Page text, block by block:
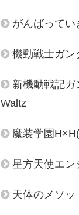
がんばってい
機動戦士ガン
新機動戦記
Waltz
魔装学園
星方天使エン
天体のメソッ